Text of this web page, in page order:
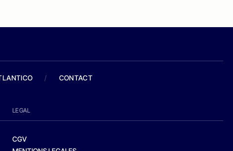
/ CONTACT
LEGAL
CGV